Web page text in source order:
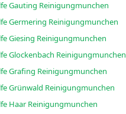
Erfahrene Haushaltshilfe Gauting Reinigungmunchen
Erfahrene Haushaltshilfe Germering Reinigungmunchen
Erfahrene Haushaltshilfe Giesing Reinigungmunchen
Erfahrene Haushaltshilfe Glockenbach Reinigungmunchen
Erfahrene Haushaltshilfe Grafing Reinigungmunchen
Erfahrene Haushaltshilfe Grünwald Reinigungmunchen
Erfahrene Haushaltshilfe Haar Reinigungmunchen